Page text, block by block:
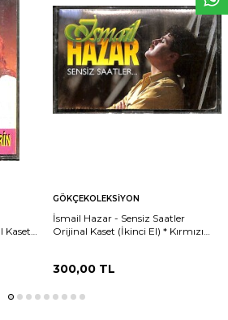
Kaset
GÖKÇEKOLEKSIYON
İsmail Hazar - Sensiz Saatler
Orijinal Kaset (İkinci El) * Kırmızı
300,00TL